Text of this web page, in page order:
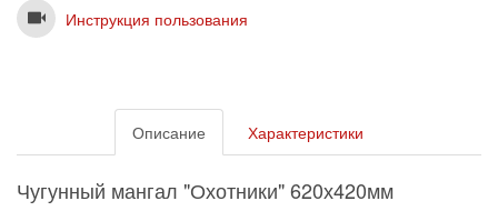
Инструкция пользования
Описание Характеристики
Чугунный мангал "Охотники" 620х420мм